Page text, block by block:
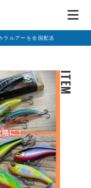
ラルアーを全国配送
ITEM